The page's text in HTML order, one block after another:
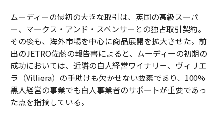
ムーディーの最初の大きな取引は、英国の高級スーパ
ー、マークス・アンド・スペンサーとの独占取引契約。
その後も、海外市場を中心に商品展開を拡大させた。前
出のJETRO佐藤の報告書によると、ムーディーの初期の
成功においては、近隣の白人経営ワイナリー、ヴィリエ
ラ（Villiera）の手助けも欠かせない要素であり、100%
黒人経営の事業でも白人事業者のサポートが重要であっ
た点を指摘している。